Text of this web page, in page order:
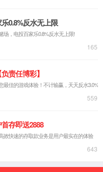
关于我们
微信咨询